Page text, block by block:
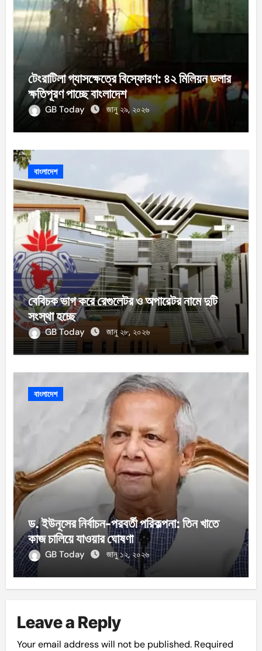
টেংরাটিলা গ্যাসক্ষেত্রে বিস্ফোরণ: ৪২ মিলিয়ন ডলার
ক্ষতিপূরণ পাচ্ছে বাংলাদেশ
GB Today জানু ২৯, ২০২৬
বাংলাদেশ
বেবিচক ভাগ করে রেগুলেটর ও অপারেটর নামে দুটি
সংস্থা হচ্ছে
GB Today জানু ২৮, ২০২৬
বাংলাদেশ
ড. ইউনূসের নির্বাচন-পরবর্তী পরিকল্পনা: তিন খাতে
কাজ চালিয়ে যাওয়ার ঘোষণা
GB Today জানু ১২, ২০২৬
Leave a Reply
Your email address will not be published. Required